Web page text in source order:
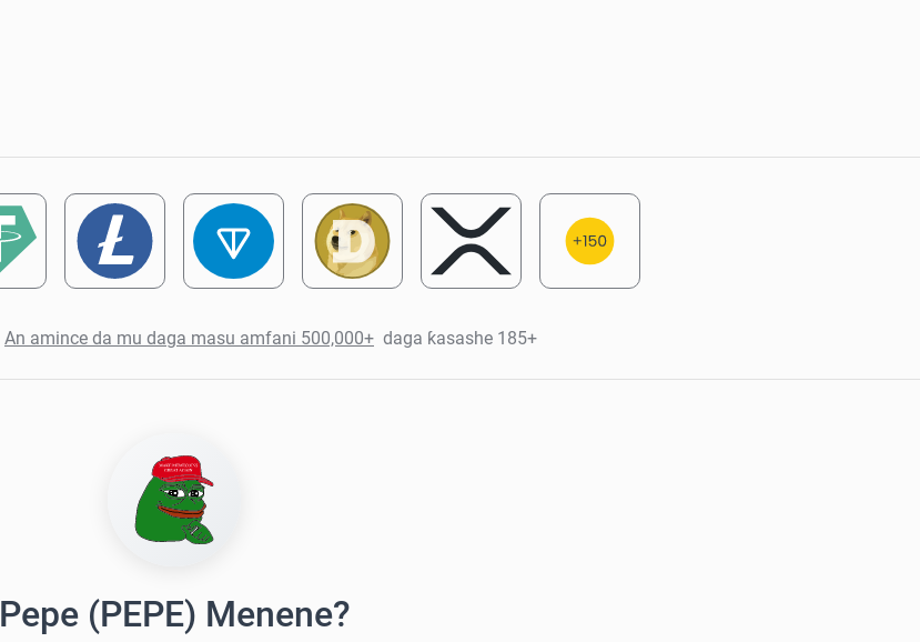
An amince da mu daga masu amfani 500,000+ daga ƙasashe 185+
Pepe (PEPE) Menene?